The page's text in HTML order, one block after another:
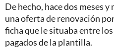
De hecho, hace dos meses
una oferta de renovación
ficha que le situaba entre
pagados de la plantilla.